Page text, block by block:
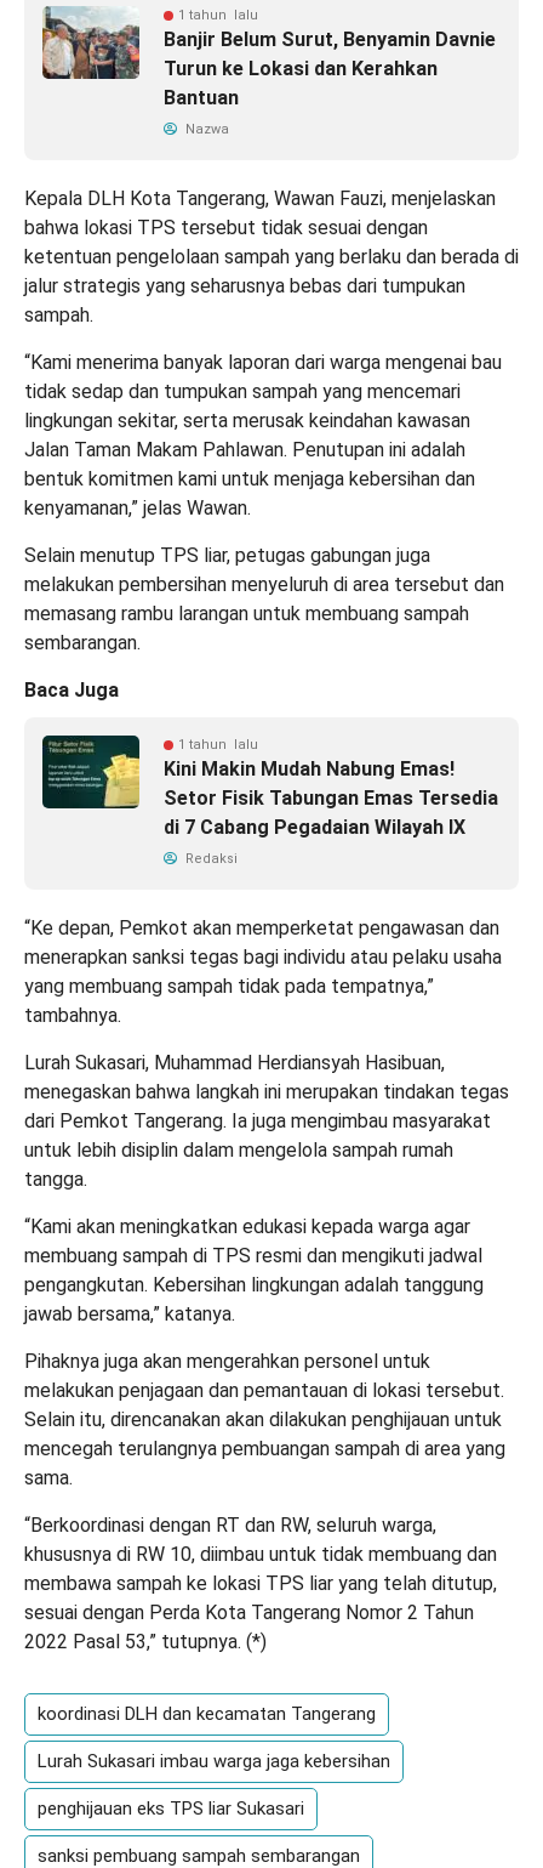
1 tahun lalu
Banjir Belum Surut, Benyamin Davnie
Turun ke Lokasi dan Kerahkan
Bantuan
Nazwa
Kepala DLH Kota Tangerang, Wawan Fauzi, menjelaskan
bahwa lokasi TPS tersebut tidak sesuai dengan
ketentuan pengelolaan sampah yang berlaku dan berada di
jalur strategis yang seharusnya bebas dari tumpukan
sampah.
“Kami menerima banyak laporan dari warga mengenai bau
tidak sedap dan tumpukan sampah yang mencemari
lingkungan sekitar, serta merusak keindahan kawasan
Jalan Taman Makam Pahlawan. Penutupan ini adalah
bentuk komitmen kami untuk menjaga kebersihan dan
kenyamanan,” jelas Wawan.
Selain menutup TPS liar, petugas gabungan juga
melakukan pembersihan menyeluruh di area tersebut dan
memasang rambu larangan untuk membuang sampah
sembarangan.
Baca Juga
1 tahun lalu
Kini Makin Mudah Nabung Emas!
Setor Fisik Tabungan Emas Tersedia
di 7 Cabang Pegadaian Wilayah IX
Redaksi
“Ke depan, Pemkot akan memperketat pengawasan dan
menerapkan sanksi tegas bagi individu atau pelaku usaha
yang membuang sampah tidak pada tempatnya,”
tambahnya.
Lurah Sukasari, Muhammad Herdiansyah Hasibuan,
menegaskan bahwa langkah ini merupakan tindakan tegas
dari Pemkot Tangerang. Ia juga mengimbau masyarakat
untuk lebih disiplin dalam mengelola sampah rumah
tangga.
“Kami akan meningkatkan edukasi kepada warga agar
membuang sampah di TPS resmi dan mengikuti jadwal
pengangkutan. Kebersihan lingkungan adalah tanggung
jawab bersama,” katanya.
Pihaknya juga akan mengerahkan personel untuk
melakukan penjagaan dan pemantauan di lokasi tersebut.
Selain itu, direncanakan akan dilakukan penghijauan untuk
mencegah terulangnya pembuangan sampah di area yang
sama.
“Berkoordinasi dengan RT dan RW, seluruh warga,
khususnya di RW 10, diimbau untuk tidak membuang dan
membawa sampah ke lokasi TPS liar yang telah ditutup,
sesuai dengan Perda Kota Tangerang Nomor 2 Tahun
2022 Pasal 53,” tutupnya. (*)
koordinasi DLH dan kecamatan Tangerang
Lurah Sukasari imbau warga jaga kebersihan
penghijauan eks TPS liar Sukasari
sanksi pembuang sampah sembarangan